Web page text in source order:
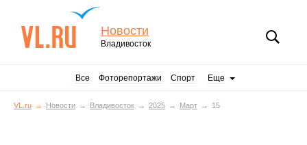
Новости
Владивосток
Все Фоторепортажи Спорт Еще
VL.ru Новости Владивосток 2025 Март 15